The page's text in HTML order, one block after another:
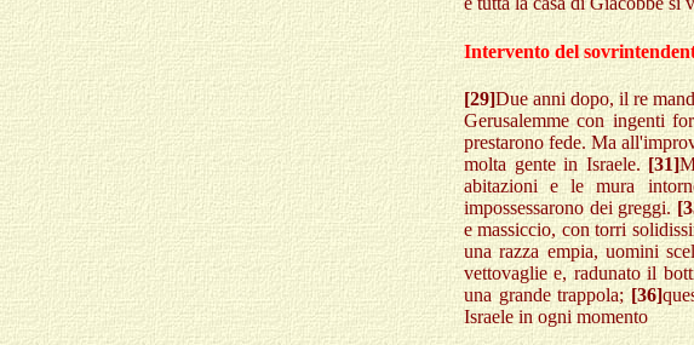
Intervento del
[29]Due anni dopo, il re
Gerusalemme con ingenti
prestarono fede. Ma
molta gente in Israele.[31]
abitazioni e le mura
impossessarono dei greggi.
e massiccio, con torri
una razza empia, uomini
vettovaglie e, radunato il
una grande trappola; [36]
Israele in ogni momento